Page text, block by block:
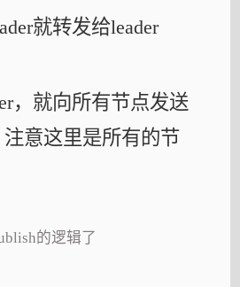
就转发给leader
，就向所有节点发送
注意这里是所有的节
的逻辑了